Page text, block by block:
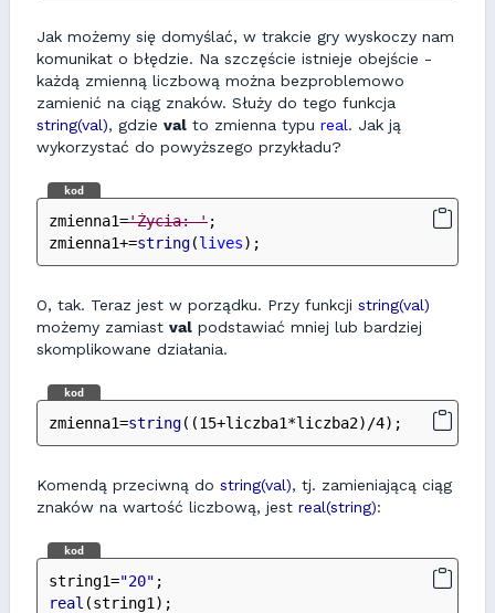
Jak możemy się domyślać, w trakcie gry wyskoczy nam
komunikat o błędzie. Na szczęście istnieje obejście -
każdą zmienną liczbową można bezproblemowo
zamienić na ciąg znaków. Służy do tego funkcja
string(val), gdzie val to zmienna typu real. Jak ją
wykorzystać do powyższego przykładu?
kod
zmienna1='Życia: ';
zmienna1+=string(lives);
O, tak. Teraz jest w porządku. Przy funkcji string(val)
możemy zamiast val podstawiać mniej lub bardziej
skomplikowane działania.
kod
zmienna1=string((15+liczba1*liczba2)/4);
Komendą przeciwną do string(val), tj. zamieniającą ciąg
znaków na wartość liczbową, jest real(string):
kod
string1="20" ;
real (string1);